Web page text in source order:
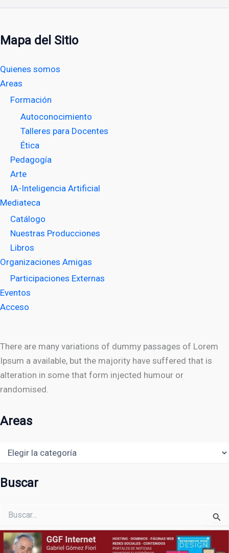
Mapa del Sitio
Quienes somos
Areas
Formación
Autoconocimiento
Talleres para Docentes
Ética
Pedagogía
Arte
IA-Inteligencia Artificial
Mediateca
Catálogo
Nuestras Producciones
Libros
Organizaciones Amigas
Participaciones Externas
Eventos
Acceso
There are many variations of dummy passages of Lorem
Ipsum a available, but the majority have suffered that is
alteration in some that form injected humour or
randomised.
Areas
Buscar
por: